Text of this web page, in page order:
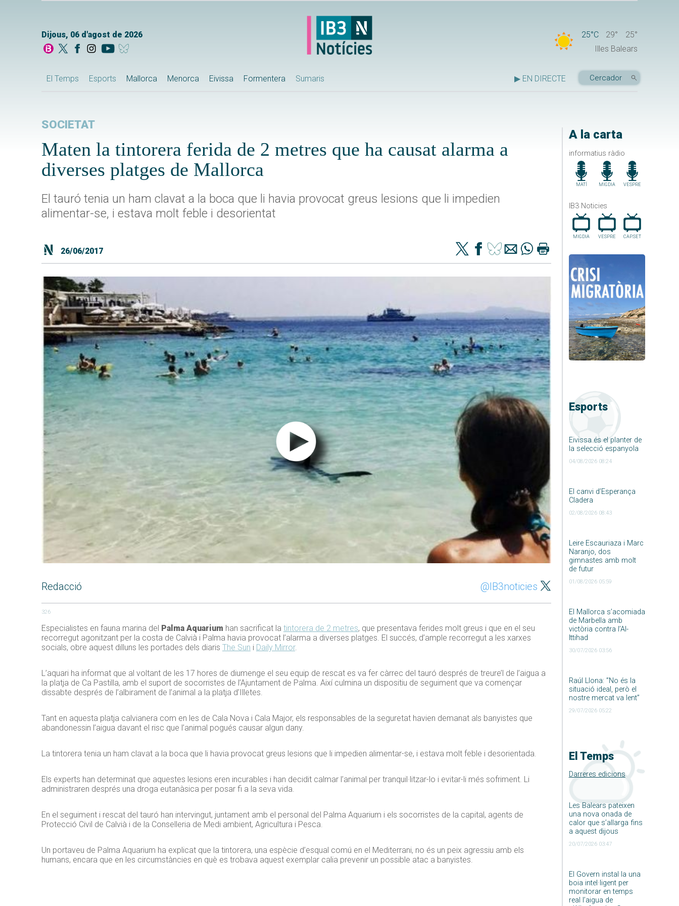
Dijous, 06 d'agost de 2026 25°C 29°
25°
Illes Balears
El Temps Esports Mallorca Menorca Eivissa Formentera Sumaris ▶ EN DIRECTE
A la carta
informatius ràdio
MATÍ MIGDIA VESPRE
IB3 Noticies
MIGDIA VESPRE CAP.SET
Esports
Eivissa és el planter de
la selecció espanyola
04/08/2026 08:24
El canvi d’Esperança
Cladera
02/08/2026 08:43
Leire Escauriaza i Marc
Naranjo, dos
gimnastes amb molt
de futur
01/08/2026 05:59
El Mallorca s’acomiada
de Marbella amb
victòria contra l’Al-
Ittihad
30/07/2026 03:56
Raúl Llona: ”No és la
situació ideal, però el
nostre mercat va lent”
29/07/2026 05:22
El Temps
Darreres edicions
Les Balears pateixen
una nova onada de
calor que s’allarga fins
a aquest dijous
20/07/2026 03:47
El Govern instal·la una
boia intel·ligent per
monitorar en temps
real l’aigua de
SOCIETAT
Maten la tintorera ferida de 2 metres que ha causat alarma a
diverses platges de Mallorca
El tauró tenia un ham clavat a la boca que li havia provocat greus lesions que li impedien
alimentar-se, i estava molt feble i desorientat
26/06/2017
Redacció @IB3noticies
326
Especialistes en fauna marina del Palma Aquarium han sacrificat la tintorera de 2 metres, que presentava ferides molt greus i que en el seu
recorregut agonitzant per la costa de Calvià i Palma havia provocat l’alarma a diverses platges. El succés, d’ample recorregut a les xarxes
socials, obre aquest dilluns les portades dels diaris The Sun i Daily Mirror.
L’aquari ha informat que al voltant de les 17 hores de diumenge el seu equip de rescat es va fer càrrec del tauró després de treure’l de l’aigua a
la platja de Ca Pastilla, amb el suport de socorristes de l’Ajuntament de Palma. Així culmina un dispositiu de seguiment que va començar
dissabte després de l’albirament de l’animal a la platja d’Illetes.
Tant en aquesta platja calvianera com en les de Cala Nova i Cala Major, els responsables de la seguretat havien demanat als banyistes que
abandonessin l’aigua davant el risc que l’animal pogués causar algun dany.
La tintorera tenia un ham clavat a la boca que li havia provocat greus lesions que li impedien alimentar-se, i estava molt feble i desorientada.
Els experts han determinat que aquestes lesions eren incurables i han decidit calmar l’animal per tranquil·litzar-lo i evitar-li més sofriment. Li
administraren després una droga eutanàsica per posar fi a la seva vida.
En el seguiment i rescat del tauró han intervingut, juntament amb el personal del Palma Aquarium i els socorristes de la capital, agents de
Protecció Civil de Calvià i de la Conselleria de Medi ambient, Agricultura i Pesca.
Un portaveu de Palma Aquarium ha explicat que la tintorera, una espècie d’esqual comú en el Mediterrani, no és un peix agressiu amb els
humans, encara que en les circumstàncies en què es trobava aquest exemplar calia prevenir un possible atac a banyistes.